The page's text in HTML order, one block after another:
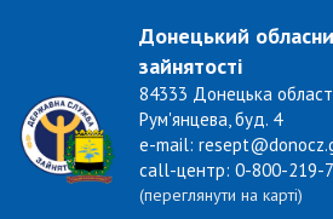
Донецький
зайнятості
84333 Донецька
Рум'янцева, буд. 4
e-mail:
call-центр: 0-800-219-
(переглянути на карті)